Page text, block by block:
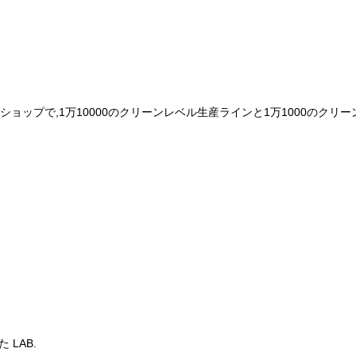
ョップで,1万10000のクリーンレベル生産ラインと1万1000のクリー
LAB.